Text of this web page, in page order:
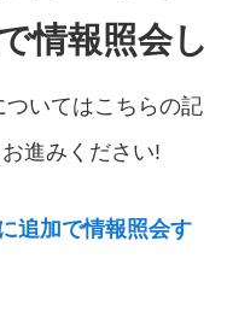
情報照会し
ついてはこちらの記
進みください!
追加で情報照会す